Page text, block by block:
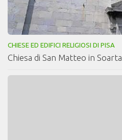
CHIESE ED EDIFICI RELIGIOSI DI PISA
Chiesa di San Matteo in Soarta